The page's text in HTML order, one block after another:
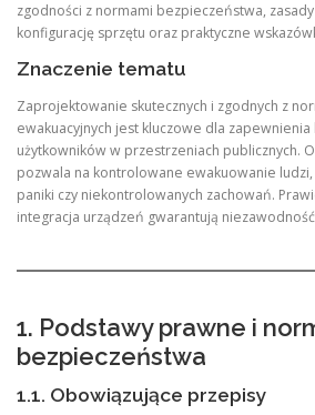
zgodności z normami bezpieczeństwa,
konfigurację sprzętu oraz praktyczne
Znaczenie tematu
Zaprojektowanie skutecznych i zgodnych z
ewakuacyjnych jest kluczowe dla
użytkowników w przestrzeniach publicznych.
pozwala na kontrolowane ewakuowanie
paniki czy niekontrolowanych zachowań.
integracja urządzeń gwarantują
1. Podstawy prawne i
bezpieczeństwa
1.1. Obowiązujące przepisy